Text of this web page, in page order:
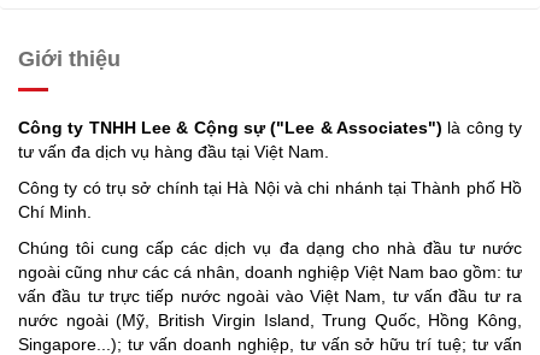
Giới thiệu
Công ty TNHH Lee & Cộng sự ("Lee & Associates") là công ty
tư vấn đa dịch vụ hàng đầu tại Việt Nam.
Công ty có trụ sở chính tại Hà Nội và chi nhánh tại Thành phố Hồ
Chí Minh.
Chúng tôi cung cấp các dịch vụ đa dạng cho nhà đầu tư nước
ngoài cũng như các cá nhân, doanh nghiệp Việt Nam bao gồm: tư
vấn đầu tư trực tiếp nước ngoài vào Việt Nam, tư vấn đầu tư ra
nước ngoài (Mỹ, British Virgin Island, Trung Quốc, Hồng Kông,
Singapore...); tư vấn doanh nghiệp, tư vấn sở hữu trí tuệ; tư vấn